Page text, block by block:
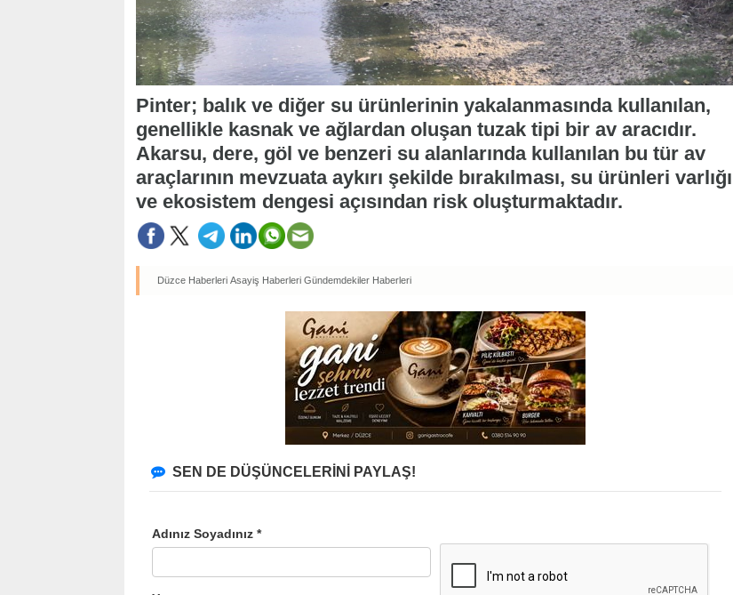
Pinter; balık ve diğer su ürünlerinin yakalanmasında kullanılan,
genellikle kasnak ve ağlardan oluşan tuzak tipi bir av aracıdır.
Akarsu, dere, göl ve benzeri su alanlarında kullanılan bu tür av
araçlarının mevzuata aykırı şekilde bırakılması, su ürünleri varlığı
ve ekosistem dengesi açısından risk oluşturmaktadır.
Düzce Haberleri Asayiş Haberleri Gündemdekiler Haberleri
SEN DE DÜŞÜNCELERİNİ PAYLAŞ!
Adınız Soyadınız *